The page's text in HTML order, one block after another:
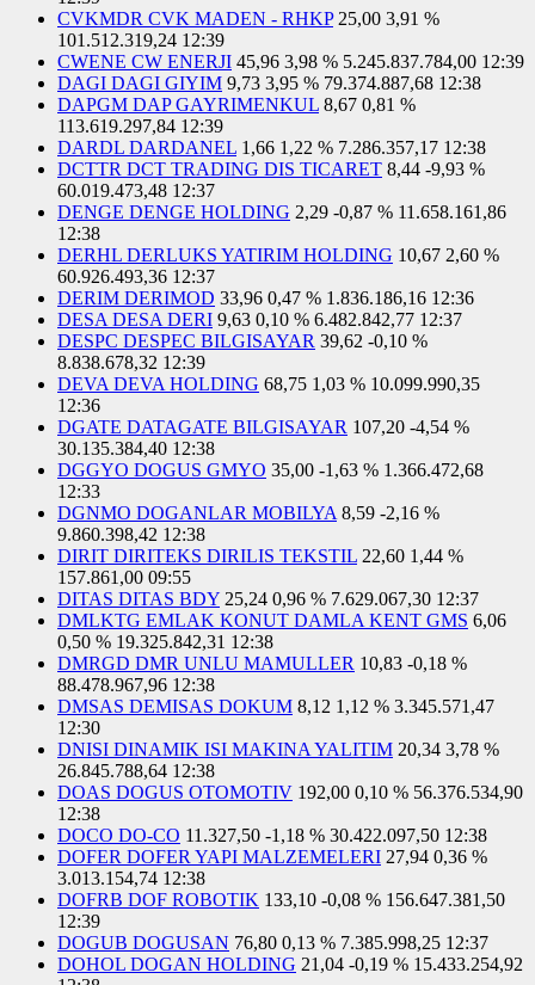
CVKMDR CVK MADEN - RHKP 25,00 3,91 %
101.512.319,24 12:39
CWENE CW ENERJI 45,96 3,98 % 5.245.837.784,00 12:39
DAGI DAGI GIYIM 9,73 3,95 % 79.374.887,68 12:38
DAPGM DAP GAYRIMENKUL 8,67 0,81 %
113.619.297,84 12:39
DARDL DARDANEL 1,66 1,22 % 7.286.357,17 12:38
DCTTR DCT TRADING DIS TICARET 8,44 -9,93 %
60.019.473,48 12:37
DENGE DENGE HOLDING 2,29 -0,87 % 11.658.161,86
12:38
DERHL DERLUKS YATIRIM HOLDING 10,67 2,60 %
60.926.493,36 12:37
DERIM DERIMOD 33,96 0,47 % 1.836.186,16 12:36
DESA DESA DERI 9,63 0,10 % 6.482.842,77 12:37
DESPC DESPEC BILGISAYAR 39,62 -0,10 %
8.838.678,32 12:39
DEVA DEVA HOLDING 68,75 1,03 % 10.099.990,35
12:36
DGATE DATAGATE BILGISAYAR 107,20 -4,54 %
30.135.384,40 12:38
DGGYO DOGUS GMYO 35,00 -1,63 % 1.366.472,68
12:33
DGNMO DOGANLAR MOBILYA 8,59 -2,16 %
9.860.398,42 12:38
DIRIT DIRITEKS DIRILIS TEKSTIL 22,60 1,44 %
157.861,00 09:55
DITAS DITAS BDY 25,24 0,96 % 7.629.067,30 12:37
DMLKTG EMLAK KONUT DAMLA KENT GMS 6,06
0,50 % 19.325.842,31 12:38
DMRGD DMR UNLU MAMULLER 10,83 -0,18 %
88.478.967,96 12:38
DMSAS DEMISAS DOKUM 8,12 1,12 % 3.345.571,47
12:30
DNISI DINAMIK ISI MAKINA YALITIM 20,34 3,78 %
26.845.788,64 12:38
DOAS DOGUS OTOMOTIV 192,00 0,10 % 56.376.534,90
12:38
DOCO DO-CO 11.327,50 -1,18 % 30.422.097,50 12:38
DOFER DOFER YAPI MALZEMELERI 27,94 0,36 %
3.013.154,74 12:38
DOFRB DOF ROBOTIK 133,10 -0,08 % 156.647.381,50
12:39
DOGUB DOGUSAN 76,80 0,13 % 7.385.998,25 12:37
DOHOL DOGAN HOLDING 21,04 -0,19 % 15.433.254,92